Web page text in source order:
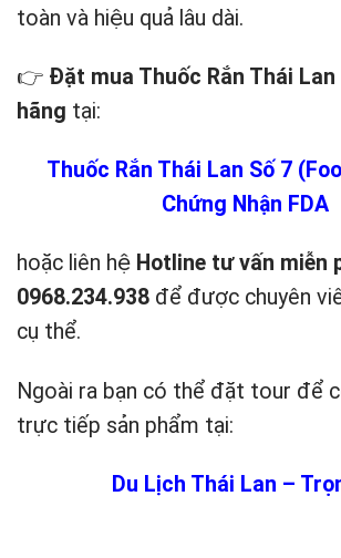
toàn và hiệu quả lâu dài.
👉 Đặt mua Thuốc Rắn Thái Lan
hãng tại:
Thuốc Rắn Thái Lan Số 7
Chứng Nhận FDA
hoặc liên hệ Hotline tư vấn miễn
0968.234.938 để được chuyên
cụ thể.
Ngoài ra bạn có thể đặt tour để
trực tiếp sản phẩm tại:
Du Lịch Thái Lan –